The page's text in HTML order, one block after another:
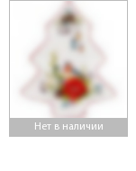
Нет в наличии